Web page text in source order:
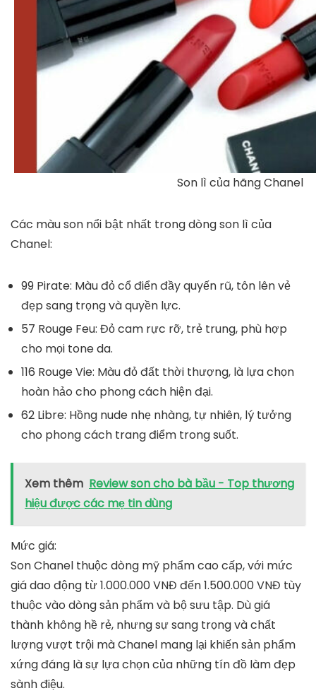
Son lì của hãng Chanel
Các màu son nổi bật nhất trong dòng son lì của
Chanel:
99 Pirate: Màu đỏ cổ điển đầy quyến rũ, tôn lên vẻ
đẹp sang trọng và quyền lực.
57 Rouge Feu: Đỏ cam rực rỡ, trẻ trung, phù hợp
cho mọi tone da.
116 Rouge Vie: Màu đỏ đất thời thượng, là lựa chọn
hoàn hảo cho phong cách hiện đại.
62 Libre: Hồng nude nhẹ nhàng, tự nhiên, lý tưởng
cho phong cách trang điểm trong suốt.
Xem thêm Review son cho bà bầu - Top thương
hiệu được các mẹ tin dùng
Mức giá:
Son Chanel thuộc dòng mỹ phẩm cao cấp, với mức
giá dao động từ1.000.000 VNĐ đến 1.500.000 VNĐ tùy
thuộc vào dòng sản phẩm và bộ sưu tập. Dù giá
thành không hề rẻ, nhưng sự sang trọng và chất
lượng vượt trội mà Chanel mang lại khiến sản phẩm
xứng đáng là sự lựa chọn của những tín đồ làm đẹp
sành điệu.